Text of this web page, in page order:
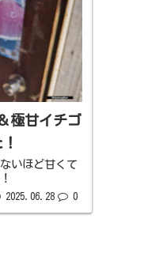
極甘イチゴ
いほど甘くて
2025.06.28 0